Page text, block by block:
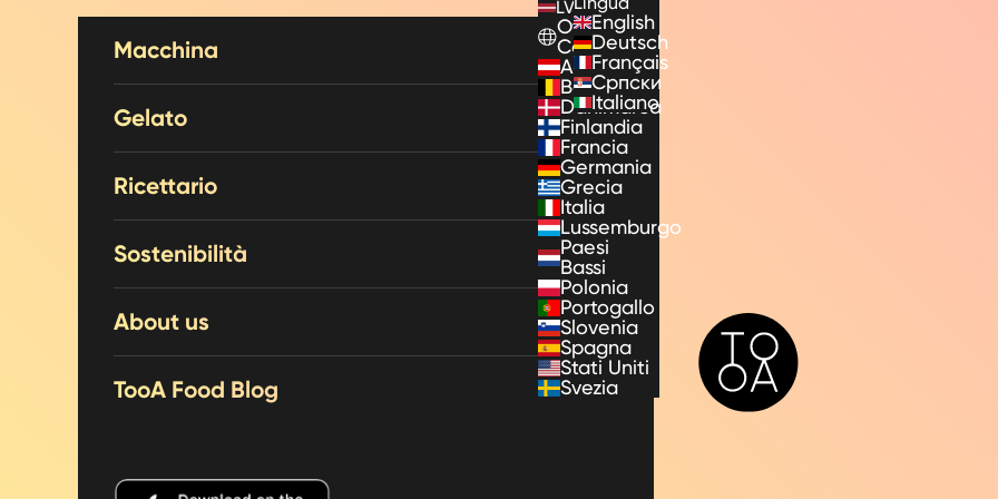
Vai al contenuto
TooA
LV
Other
Countries
Austria
Belgio
Danimarca
Finlandia
Francia
Germania
Grecia
Italia
Lussemburgo
Paesi
Bassi
Polonia
Portogallo
Slovenia
Spagna
Stati Uniti
Svezia
English
Deutsch
Français
Српски
Italiano
Macchina
Gelato
Ricettario
Sostenibilità
About us
TooA Food Blog